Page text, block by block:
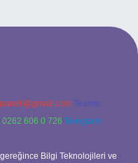
Teams:
0262 606 0 726 Telegram:
Bilgi Teknolojileri ve